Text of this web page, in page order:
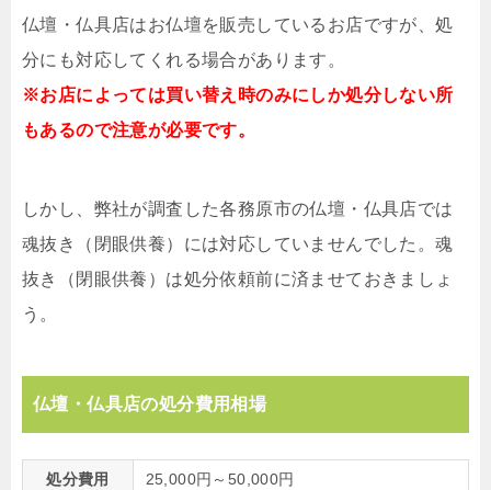
仏壇・仏具店はお仏壇を販売しているお店ですが、処
分にも対応してくれる場合があります。
※お店によっては買い替え時のみにしか処分しない所
もあるので注意が必要です。
しかし、弊社が調査した各務原市の仏壇・仏具店では
魂抜き（閉眼供養）には対応していませんでした。魂
抜き（閉眼供養）は処分依頼前に済ませておきましょ
う。
仏壇・仏具店の処分費用相場
処分費用 25,000円～50,000円